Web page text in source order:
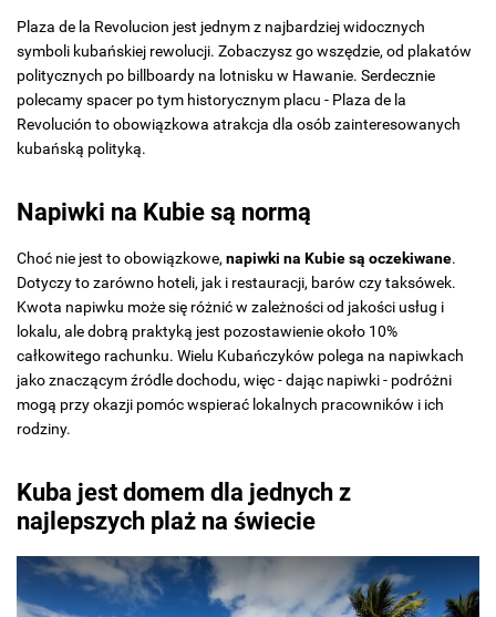
Plaza de la Revolucion jest jednym z najbardziej widocznych
symboli kubańskiej rewolucji. Zobaczysz go wszędzie, od plakatów
politycznych po billboardy na lotnisku w Hawanie. Serdecznie
polecamy spacer po tym historycznym placu - Plaza de la
Revolución to obowiązkowa atrakcja dla osób zainteresowanych
kubańską polityką.
Napiwki na Kubie są normą
Choć nie jest to obowiązkowe,napiwki na Kubie są oczekiwane.
Dotyczy to zarówno hoteli, jak i restauracji, barów czy taksówek.
Kwota napiwku może się różnić w zależności od jakości usług i
lokalu, ale dobrą praktyką jest pozostawienie około 10%
całkowitego rachunku. Wielu Kubańczyków polega na napiwkach
jako znaczącym źródle dochodu, więc - dając napiwki - podróżni
mogą przy okazji pomóc wspierać lokalnych pracowników i ich
rodziny.
Kuba jest domem dla jednych z
najlepszych plaż na świecie